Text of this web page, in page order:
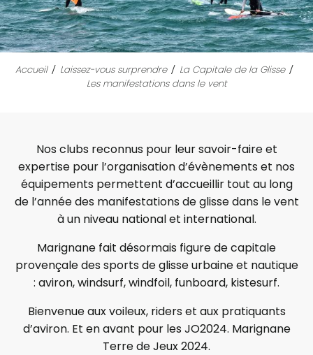
Accueil Laissez-vous surprendre
La Capitale de la Glisse
Les manifestations dans le vent
Nos clubs reconnus pour leur savoir-faire et
expertise pour l’organisation d’évènements et nos
équipements permettent d’accueillir tout au long
de l’année des manifestations de glisse dans le vent
à un niveau national et international.
Marignane fait désormais figure de capitale
provençale des sports de glisse urbaine et nautique
: aviron, windsurf, windfoil, funboard, kistesurf.
Bienvenue aux voileux, riders et aux pratiquants
d’aviron. Et en avant pour les JO2024. Marignane
Terre de Jeux 2024.